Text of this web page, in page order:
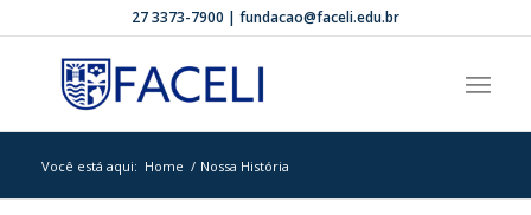
27 3373-7900 | fundacao@faceli.edu.br
Você está aqui: Home / Nossa História